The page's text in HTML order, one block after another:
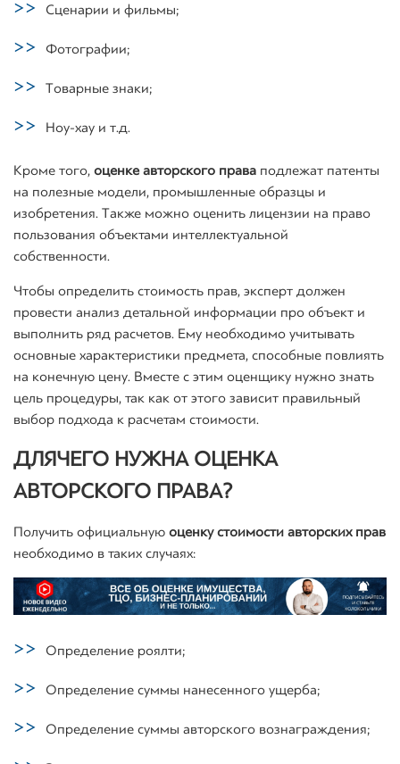
Сценарии и фильмы;
Фотографии;
Товарные знаки;
Ноу-хау и т.д.
Кроме того, оценке авторского права подлежат патенты
на полезные модели, промышленные образцы и
изобретения. Также можно оценить лицензии на право
пользования объектами интеллектуальной
собственности.
Чтобы определить стоимость прав, эксперт должен
провести анализ детальной информации про объект и
выполнить ряд расчетов. Ему необходимо учитывать
основные характеристики предмета, способные повлиять
на конечную цену. Вместе с этим оценщику нужно знать
цель процедуры, так как от этого зависит правильный
выбор подхода к расчетам стоимости.
ДЛЯ ЧЕГО НУЖНА ОЦЕНКА
АВТОРСКОГО ПРАВА?
Получить официальную оценку стоимости авторских прав
необходимо в таких случаях:
Определение роялти;
Определение суммы нанесенного ущерба;
Определение суммы авторского вознаграждения;